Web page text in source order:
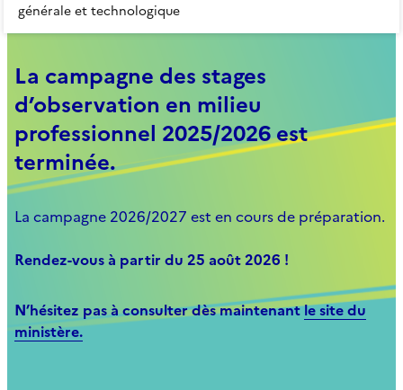
générale et technologique
La campagne des stages
d’observation en milieu
professionnel 2025/2026 est
terminée.
La campagne 2026/2027 est en cours de préparation.
Rendez-vous à partir du 25 août 2026 !
N’hésitez pas à consulter dès maintenantle site du
ministère.